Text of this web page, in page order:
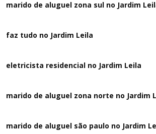
marido de aluguel zona sul no Jardim
faz tudo no Jardim Leila
eletricista residencial no Jardim Leila
marido de aluguel zona norte no Jardim
marido de aluguel são paulo no Jardim